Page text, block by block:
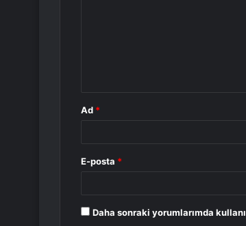
Ad *
E-posta *
Daha sonraki yorumlarımda